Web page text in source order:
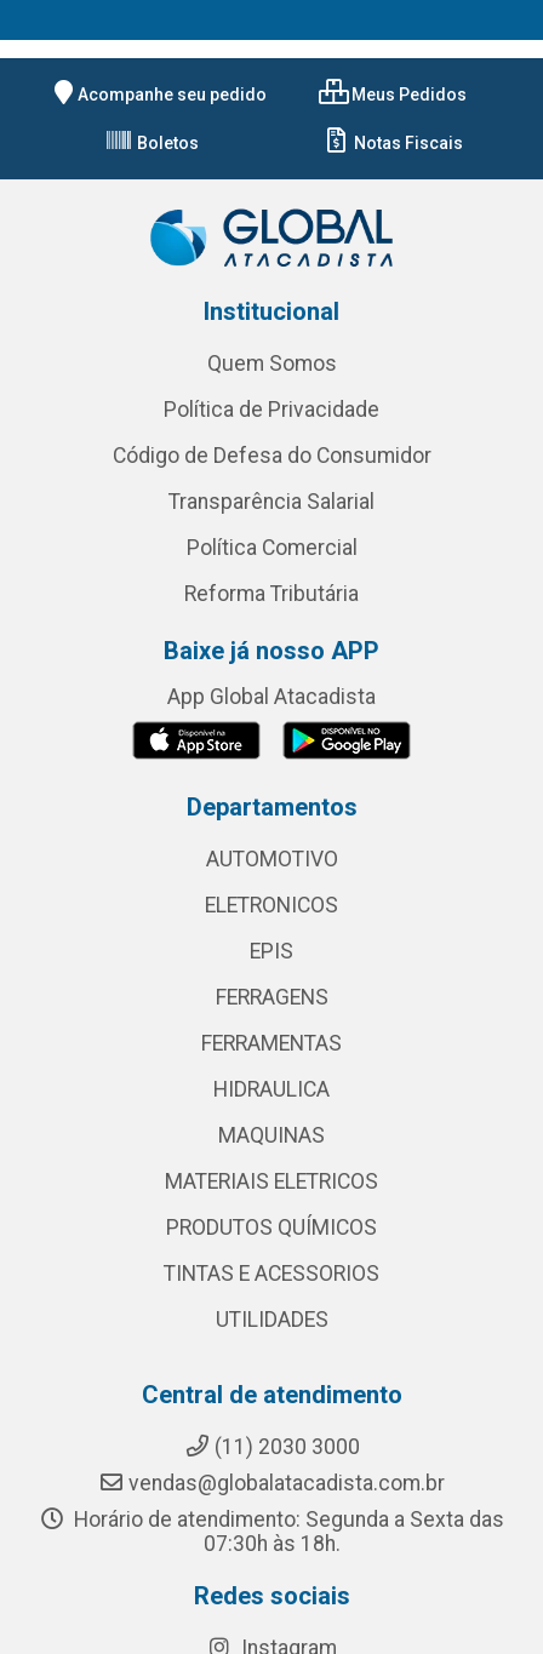
Acompanhe seu pedido Meus Pedidos
Boletos Notas Fiscais
Institucional
Quem Somos
Política de Privacidade
Código de Defesa do Consumidor
Transparência Salarial
Política Comercial
Reforma Tributária
Baixe já nosso APP
App Global Atacadista
Departamentos
AUTOMOTIVO
ELETRONICOS
EPIS
FERRAGENS
FERRAMENTAS
HIDRAULICA
MAQUINAS
MATERIAIS ELETRICOS
PRODUTOS QUÍMICOS
TINTAS E ACESSORIOS
UTILIDADES
Central de atendimento
(11) 2030 3000
vendas@globalatacadista.com.br
Horário de atendimento: Segunda a Sexta das
07:30h às 18h.
Redes sociais
Instagram